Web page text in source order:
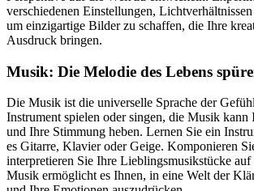
verschiedenen Einstellungen,
um einzigartige Bilder zu schaffen, die Ihre
Ausdruck bringen.
Musik: Die Melodie des Lebens
Die Musik ist die universelle Sprache der
Instrument spielen oder singen, die Musik kann
und Ihre Stimmung heben. Lernen Sie ein
es Gitarre, Klavier oder Geige. Komponieren
interpretieren Sie Ihre Lieblingsmusikstücke
Musik ermöglicht es Ihnen, in eine Welt der